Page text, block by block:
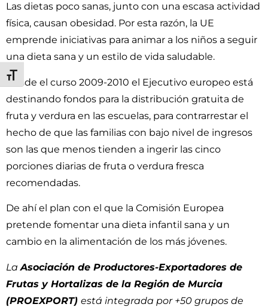
Alternar tamaño de letra
Las dietas poco sanas, junto con una escasa actividad
física, causan obesidad. Por esta razón, la UE
emprende iniciativas para animar a los niños a seguir
una dieta sana y un estilo de vida saludable.
Desde el curso 2009-2010 el Ejecutivo europeo está
destinando fondos para la distribución gratuita de
fruta y verdura en las escuelas, para contrarrestar el
hecho de que las familias con bajo nivel de ingresos
son las que menos tienden a ingerir las cinco
porciones diarias de fruta o verdura fresca
recomendadas.
De ahí el plan con el que la Comisión Europea
pretende fomentar una dieta infantil sana y un
cambio en la alimentación de los más jóvenes.
LaAsociación de Productores-Exportadores de
Frutas y Hortalizas de la Región de Murcia
(PROEXPORT) está integrada por +50 grupos de